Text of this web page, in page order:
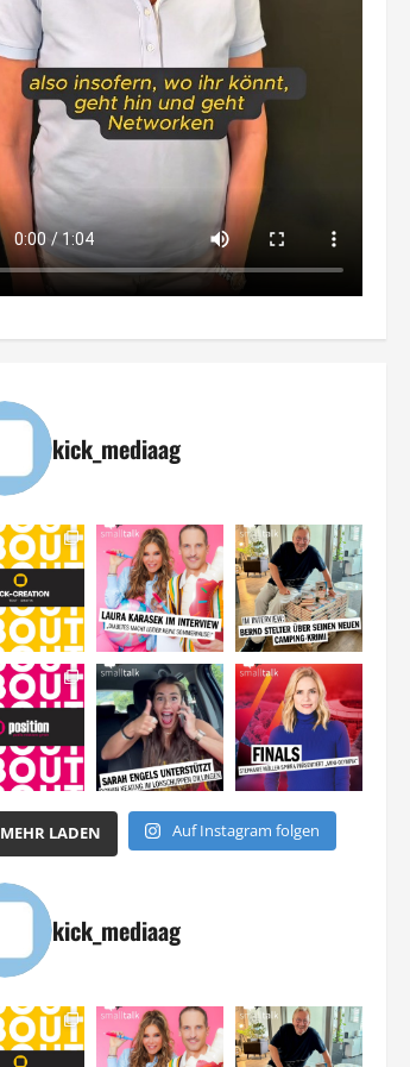
kick_mediaag
MEHR LADEN Auf Instagram folgen
kick_mediaag